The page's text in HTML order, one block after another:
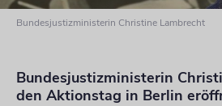
Bundesjustizministerin Christine Lambrecht
Bundesjustizministerin
den Aktionstag in Berlin